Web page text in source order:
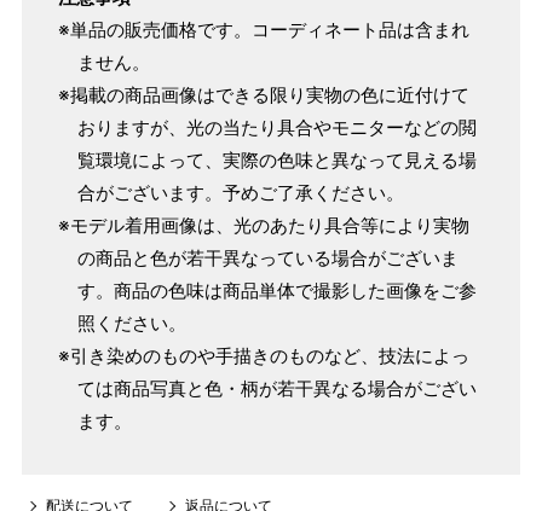
※単品の販売価格です。コーディネート品は含まれ
ません。
※掲載の商品画像はできる限り実物の色に近付けて
おりますが、光の当たり具合やモニターなどの閲
覧環境によって、実際の色味と異なって見える場
合がございます。予めご了承ください。
※モデル着用画像は、光のあたり具合等により実物
の商品と色が若干異なっている場合がございま
す。商品の色味は商品単体で撮影した画像をご参
照ください。
※引き染めのものや手描きのものなど、技法によっ
ては商品写真と色・柄が若干異なる場合がござい
ます。
配送について 返品について